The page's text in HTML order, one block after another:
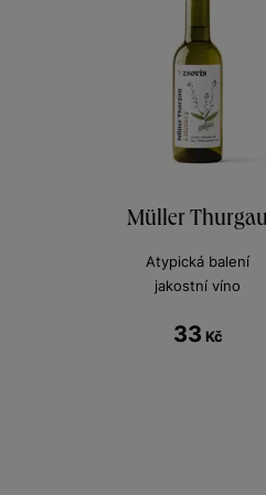
Müller
Atypická balení
jakostní víno
33 Kč